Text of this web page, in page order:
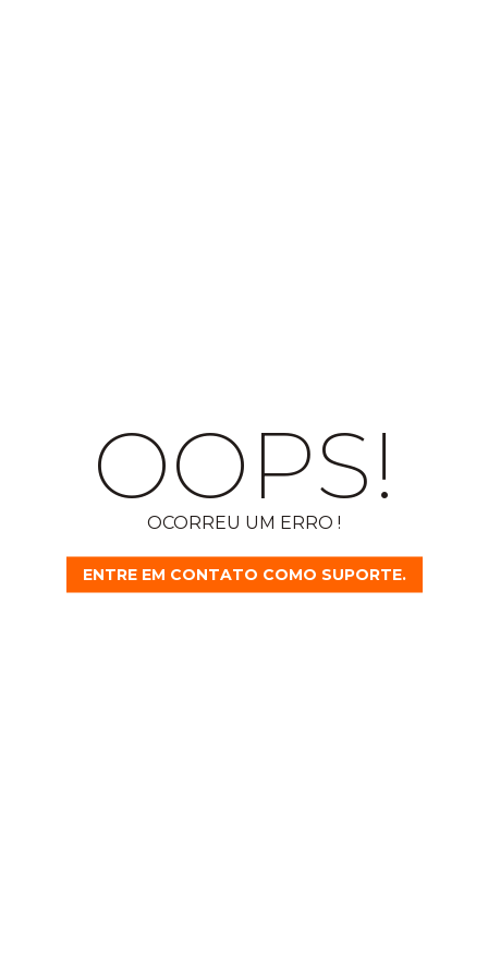
OOPS!
OCORREU UM ERRO !
ENTRE EM CONTATO COMO SUPORTE.